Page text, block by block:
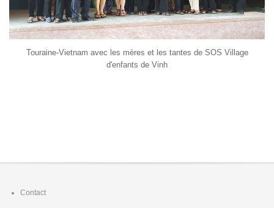
Touraine-Vietnam avec les mères et les tantes de SOS Village
d'enfants de Vinh
Footer
Contact